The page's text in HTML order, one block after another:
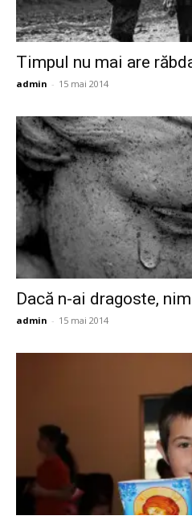
Timpul nu mai are
admin - 15 mai 2014
Dacă n-ai dragoste,
admin - 15 mai 2014